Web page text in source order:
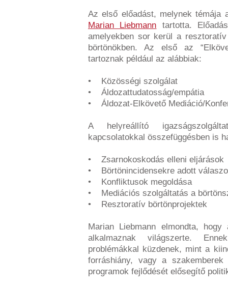
Az első előadást, melynek témája
Marian Liebmann tartotta.
amelyekben sor kerül a
börtönökben. Az első az
tartoznak például az alábbiak:
• Közösségi szolgálat
• Áldozattudatosság/empátia
• Áldozat-Elkövető Mediáció/
A helyreállító
kapcsolatokkal összefüggésben is
• Zsarnokoskodás elleni eljárások
• Börtönincidensekre adott
• Konfliktusok megoldása
• Mediációs szolgáltatás a
• Resztoratív börtönprojektek
Marian Liebmann elmondta,
alkalmaznak világszerte.
problémákkal küzdenek, mint a
forráshiány, vagy a
programok fejlődését elősegítő